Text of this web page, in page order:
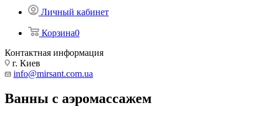
Личный кабинет
Корзина0
Контактная информация
г. Киев
info@mirsant.com.ua
Ванны с аэромассажем